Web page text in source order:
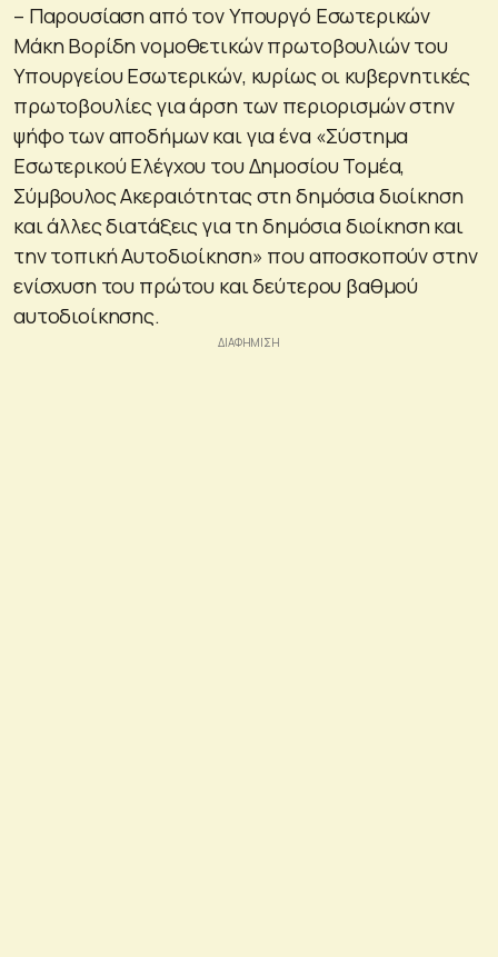
– Παρουσίαση από τον Υπουργό Εσωτερικών
Μάκη Βορίδη νομοθετικών πρωτοβουλιών του
Υπουργείου Εσωτερικών, κυρίως οι κυβερνητικές
πρωτοβουλίες για άρση των περιορισμών στην
ψήφο των αποδήμων και για ένα «Σύστημα
Εσωτερικού Ελέγχου του Δημοσίου Τομέα,
Σύμβουλος Ακεραιότητας στη δημόσια διοίκηση
και άλλες διατάξεις για τη δημόσια διοίκηση και
την τοπική Αυτοδιοίκηση» που αποσκοπούν στην
ενίσχυση του πρώτου και δεύτερου βαθμού
αυτοδιοίκησης.